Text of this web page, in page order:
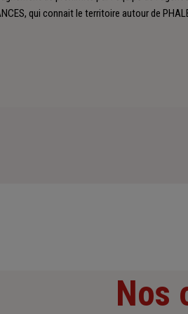
qui connait le territoire autour de
Nos